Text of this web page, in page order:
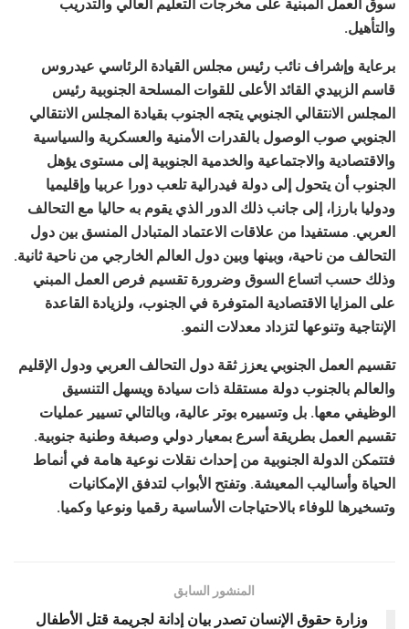
سوق العمل المبنية على مخرجات التعليم العالي والتدريب
والتأهيل.
برعاية وإشراف نائب رئيس مجلس القيادة الرئاسي عيدروس
قاسم الزبيدي القائد الأعلى للقوات المسلحة الجنوبية رئيس
المجلس الانتقالي الجنوبي يتجه الجنوب بقيادة المجلس الانتقالي
الجنوبي صوب الوصول بالقدرات الأمنية والعسكرية والسياسية
والاقتصادية والاجتماعية والخدمية الجنوبية إلى مستوى يؤهل
الجنوب أن يتحول إلى دولة فيدرالية تلعب دورا عربيا وإقليميا
ودوليا بارزا، إلى جانب ذلك الدور الذي يقوم به حاليا مع التحالف
العربي. مستفيدا من علاقات الاعتماد المتبادل المنسق بين دول
التحالف من ناحية، وبينها وبين دول العالم الخارجي من ناحية ثانية.
وذلك حسب اتساع السوق وضرورة تقسيم فرص العمل المبني
على المزايا الاقتصادية المتوفرة في الجنوب، ولزيادة القاعدة
الإنتاجية وتنوعها لتزداد معدلات النمو.
تقسيم العمل الجنوبي يعزز ثقة دول التحالف العربي ودول الإقليم
والعالم بالجنوب دولة مستقلة ذات سيادة ويسهل التنسيق
الوظيفي معها. بل وتسييره بوتر عالية، وبالتالي تسيير عمليات
تقسيم العمل بطريقة أسرع بمعيار دولي وصبغة وطنية جنوبية.
فتتمكن الدولة الجنوبية من إحداث نقلات نوعية هامة في أنماط
الحياة وأساليب المعيشة. وتفتح الأبواب لتدفق الإمكانيات
وتسخيرها للوفاء بالاحتياجات الأساسية رقميا ونوعيا وكميا.
المنشور السابق
وزارة حقوق الإنسان تصدر بيان إدانة لجريمة قتل الأطفال